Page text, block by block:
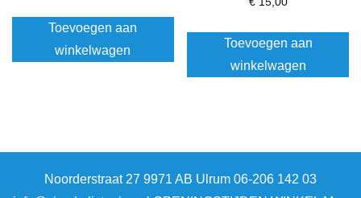
Toevoegen aan
winkelwagen
Toevoegen aan
winkelwagen
Noorderstraat 27 9971 AB Ulrum 06-206 142 03